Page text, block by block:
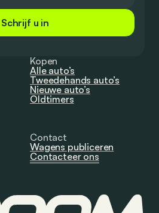
Schrijf u in
Kopen
Alle auto’s
Tweedehands auto’s
Nieuwe auto’s
Oldtimers
Contact
Wagens publiceren
Contacteer ons